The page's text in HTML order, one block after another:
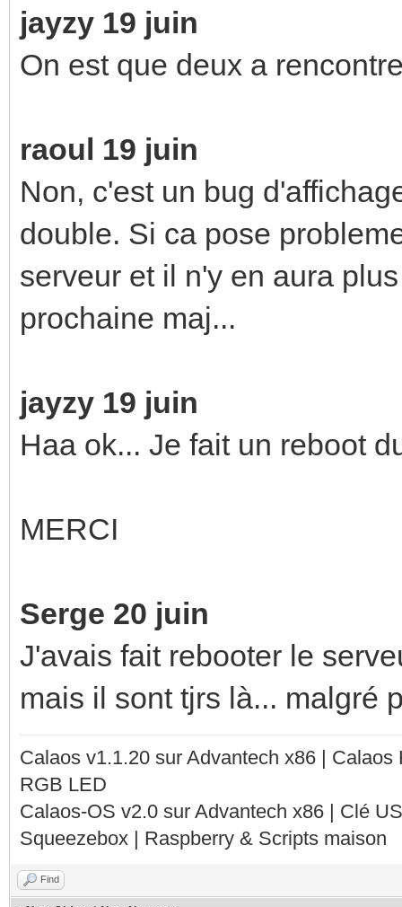
jayzy 19 juin
On est que deux a
raoul 19 juin
Non, c'est un bug
double. Si ca pose
serveur et il n'y en aura
prochaine maj...
jayzy 19 juin
Haa ok... Je fait un reboot
MERCI
Serge 20 juin
J'avais fait rebooter le
mais il sont tjrs là... malgré
Calaos v1.1.20 sur Advantech x86 |
RGB LED
Calaos-OS v2.0 sur Advantech x86 | Clé
Squeezebox | Raspberry & Scripts maison
Find